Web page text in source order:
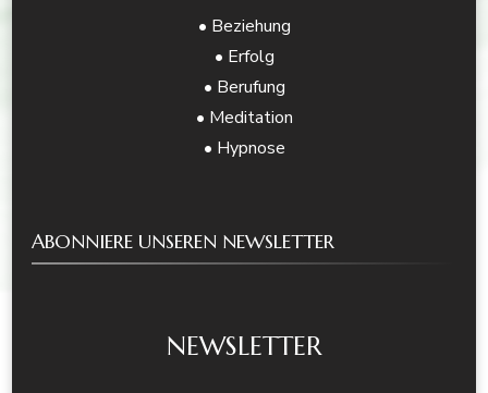
• Beziehung
• Erfolg
• Berufung
• Meditation
• Hypnose
ABONNIERE UNSEREN NEWSLETTER
NEWSLETTER